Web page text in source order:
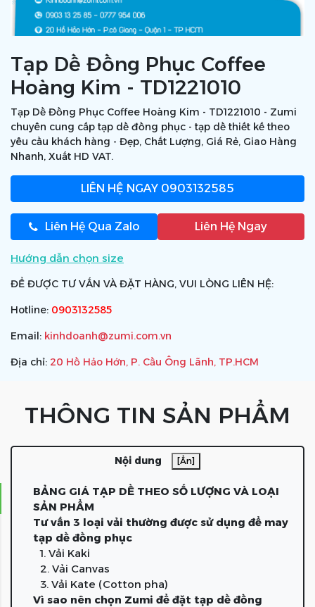
Tạp Dề Đồng Phục Coffee
Hoàng Kim - TD1221010
Tạp Dề Đồng Phục Coffee Hoàng Kim - TD1221010 - Zumi
chuyên cung cấp tạp dề đồng phục - tạp dề thiết kế theo
yêu cầu khách hàng - Đẹp, Chất Lượng, Giá Rẻ, Giao Hàng
Nhanh, Xuất HD VAT.
LIÊN HỆ NGAY 0903132585
Liên Hệ Qua Zalo Liên Hệ Ngay
Hướng dẫn chọn size
ĐỂ ĐƯỢC TƯ VẤN VÀ ĐẶT HÀNG, VUI LÒNG LIÊN HỆ:
Hotline: 0903132585
Email: kinhdoanh@zumi.com.vn
Địa chỉ: 20 Hồ Hảo Hớn, P. Cầu Ông Lãnh, TP.HCM
THÔNG TIN SẢN PHẨM
Nội dung [Ẩn]
BẢNG GIÁ TẠP DỀ THEO SỐ LƯỢNG VÀ LOẠI
SẢN PHẨM
Tư vấn 3 loại vải thường được sử dụng để may
tạp dề đồng phục
1. Vải Kaki
2. Vải Canvas
3. Vải Kate (Cotton pha)
Vì sao nên chọn Zumi để đặt tạp dề đồng